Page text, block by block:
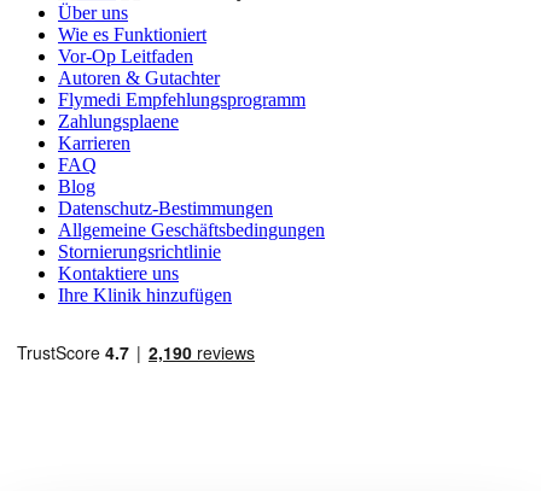
Über uns
Wie es Funktioniert
Vor-Op Leitfaden
Autoren & Gutachter
Flymedi Empfehlungsprogramm
Zahlungsplaene
Karrieren
FAQ
Blog
Datenschutz-Bestimmungen
Allgemeine Geschäftsbedingungen
Stornierungsrichtlinie
Kontaktiere uns
Ihre Klinik hinzufügen